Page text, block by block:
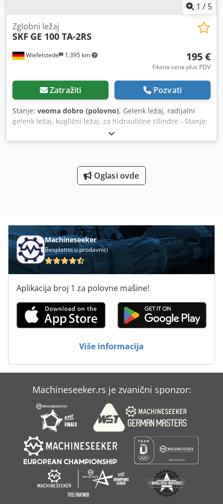
1 / 5
Wiefelstede 1.395 km
Zglobni ležaj
SKF GE 100 TA-2RS
195 €
Fiksna cena plus PDV
Zatražiti Pozvati
Stanje: veoma dobro (polovno), Gelenk ležaj, radijalni
gelenk ležaj, kuglični ležaj, za hidraulične cilindre - Stanje:
nekorišćeno - Tip: GE 100 TA-2RS Csdjb A Hbnjpfx Al Dsrf -
Količina: 6x gelenk ležaja na stanju - Cena: po komadu -
Oglasi ovde
Machineseeker
Besplatno u prodavnici
Aplikacija broj 1 za polovne mašine!
Više informacija
Machineseeker.rs je zvanični sponzor: